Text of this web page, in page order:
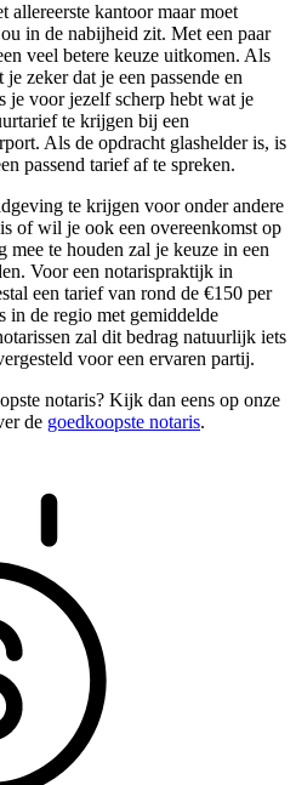
allereerste kantoor maar moet
in de nabijheid zit. Met een paar
veel betere keuze uitkomen. Als
zeker dat je een passende en
je voor jezelf scherp hebt wat je
te krijgen bij een
Als de opdracht glashelder is, is
passend tarief af te spreken.
te krijgen voor onder andere
of wil je ook een overeenkomst op
mee te houden zal je keuze in een
Voor een notarispraktijk in
een tarief van rond de €150 per
in de regio met gemiddelde
zal dit bedrag natuurlijk iets
voor een ervaren partij.
notaris? Kijk dan eens op onze
de goedkoopste notaris.